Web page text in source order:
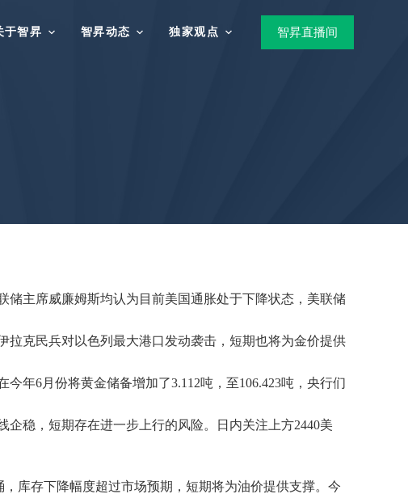
于智昇 智昇动态 独家观点 智昇直播间
主席威廉姆斯均认为目前美国通胀处于下降状态，美联储
克民兵对以色列最大港口发动袭击，短期也将为金价提供
年6月份将黄金储备增加了3.112吨，至106.423吨，央行们
稳，短期存在进一步上行的风险。日内关注上方2440美
库存下降幅度超过市场预期，短期将为油价提供支撑。今